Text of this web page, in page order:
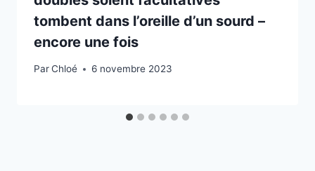
tombent dans l’oreille d’un sourd –
encore une fois
ParChloé 6 novembre 2023